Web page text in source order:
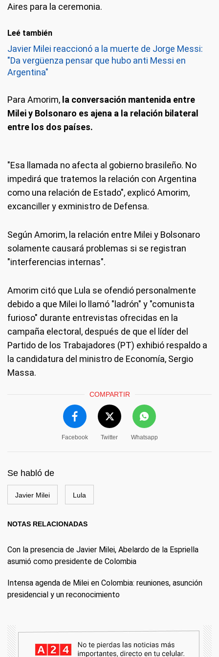
Aires para la ceremonia.
Leé también
Javier Milei reaccionó a la muerte de Jorge Messi:
"Da vergüenza pensar que hubo anti Messi en
Argentina"
Para Amorim, la conversación mantenida entre
Milei y Bolsonaro es ajena a la relación bilateral
entre los dos países.
"Esa llamada no afecta al gobierno brasileño. No
impedirá que tratemos la relación con Argentina
como una relación de Estado", explicó Amorim,
excanciller y exministro de Defensa.
Según Amorim, la relación entre Milei y Bolsonaro
solamente causará problemas si se registran
"interferencias internas".
Amorim citó que Lula se ofendió personalmente
debido a que Milei lo llamó "ladrón" y "comunista
furioso" durante entrevistas ofrecidas en la
campaña electoral, después de que el líder del
Partido de los Trabajadores (PT) exhibió respaldo a
la candidatura del ministro de Economía, Sergio
Massa.
COMPARTIR
Facebook Twitter Whatsapp
Se habló de
Javier Milei Lula
NOTAS RELACIONADAS
Con la presencia de Javier Milei, Abelardo de la Espriella
asumió como presidente de Colombia
Intensa agenda de Milei en Colombia: reuniones, asunción
presidencial y un reconocimiento